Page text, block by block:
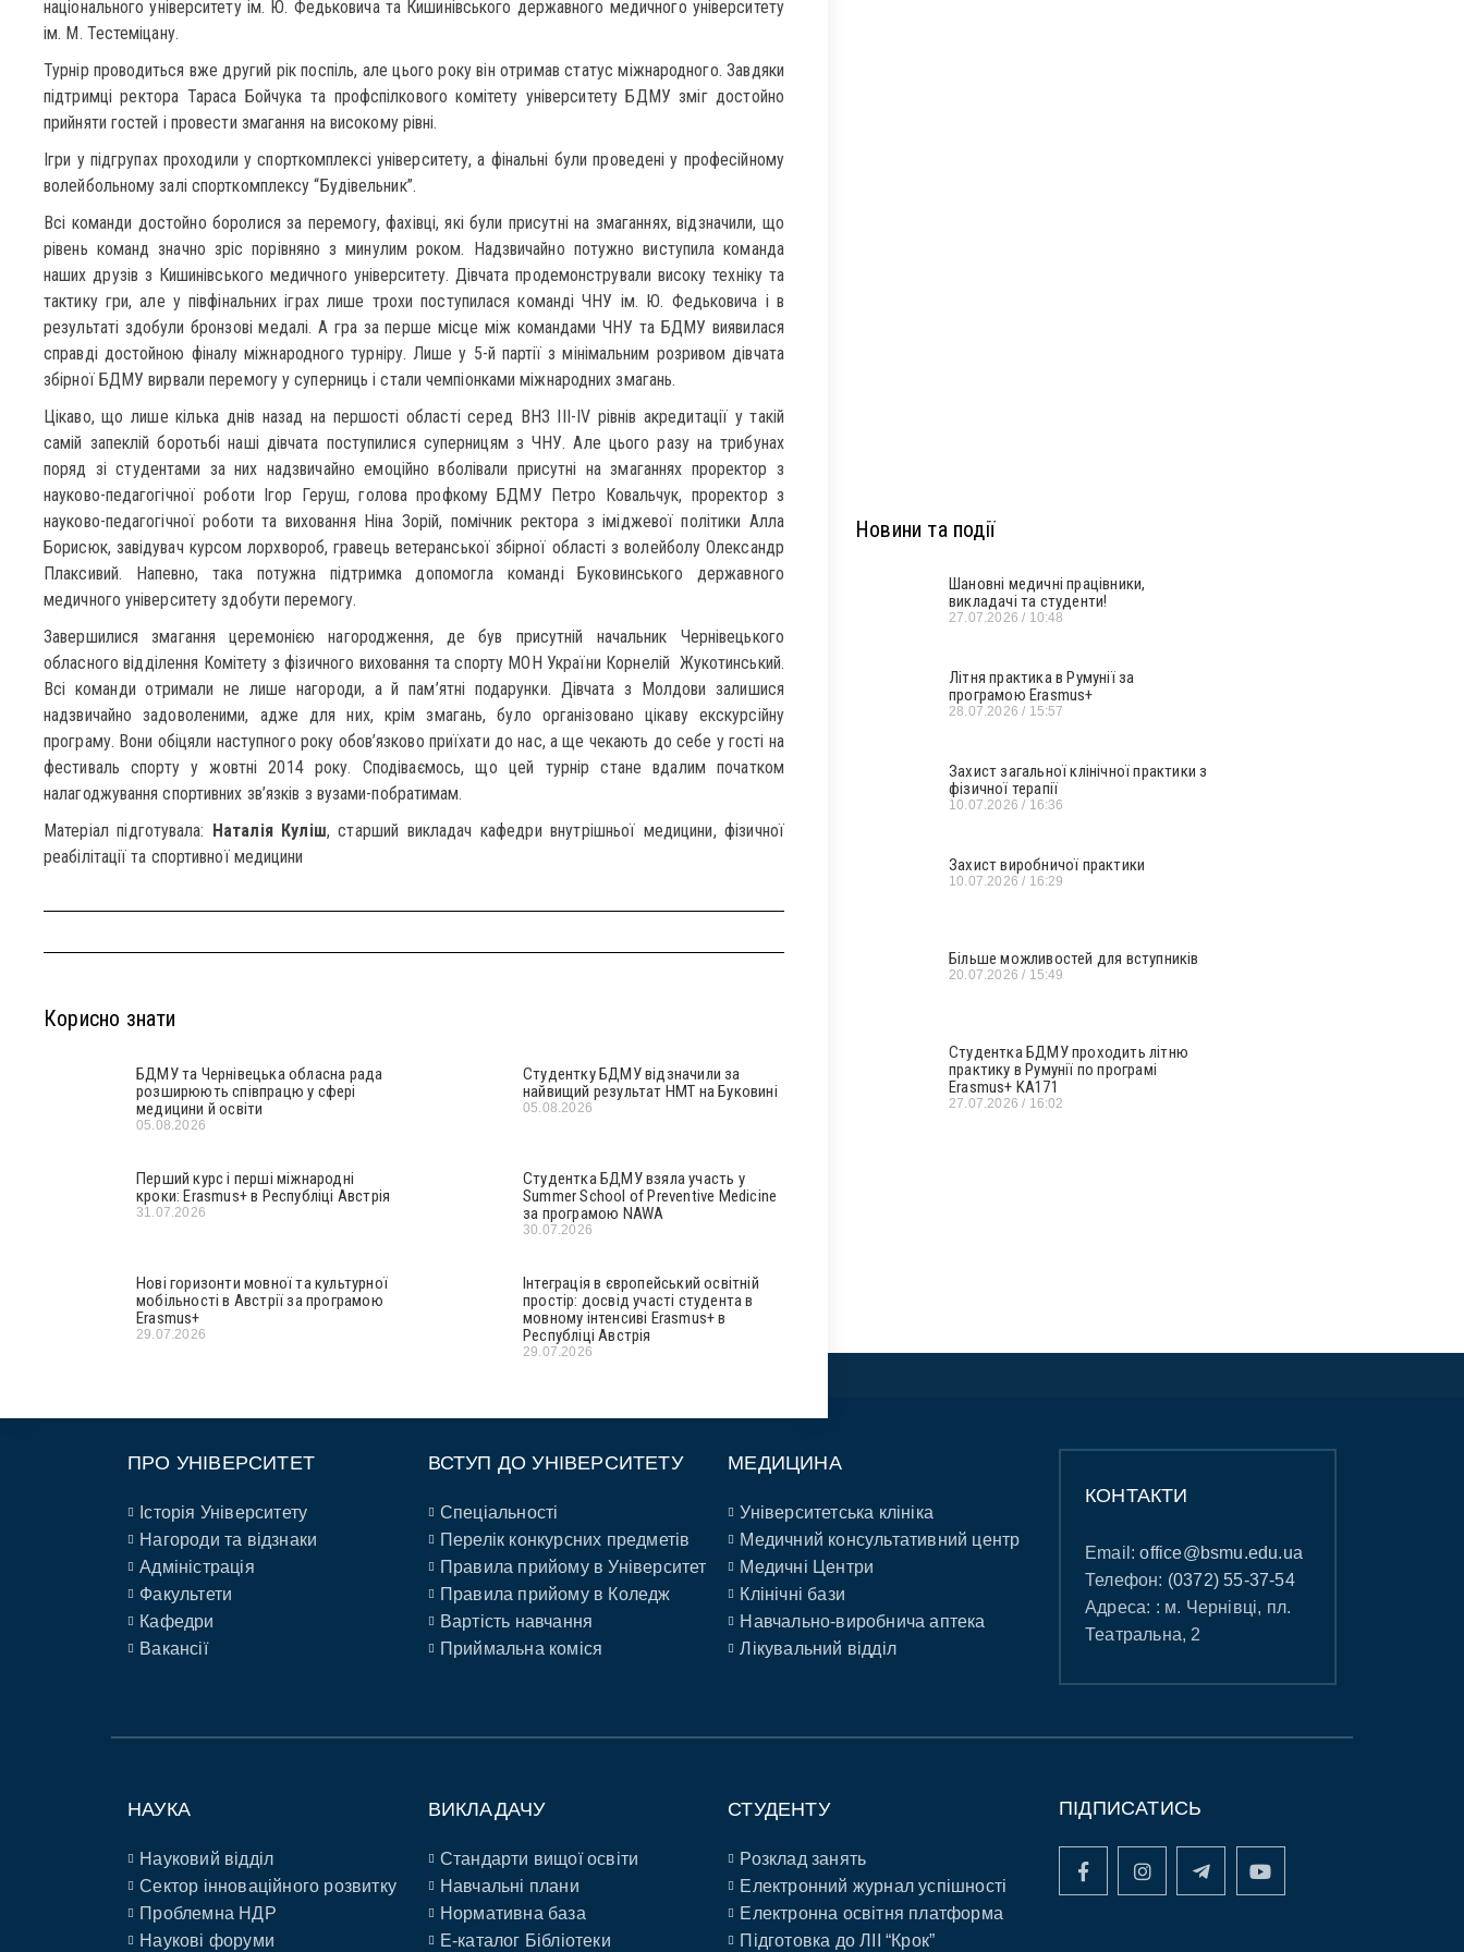
національного університету ім. Ю. Федьковича та Кишинівського державного медичного університету
ім. М. Тестеміцану.
Турнір проводиться вже другий рік поспіль, але цього року він отримав статус міжнародного. Завдяки
підтримці ректора Тараса Бойчука та профспілкового комітету університету БДМУ зміг достойно
прийняти гостей і провести змагання на високому рівні.
Ігри у підгрупах проходили у спорткомплексі університету, а фінальні були проведені у професійному
волейбольному залі спорткомплексу “Будівельник”.
Всі команди достойно боролися за перемогу, фахівці, які були присутні на змаганнях, відзначили, що
рівень команд значно зріс порівняно з минулим роком. Надзвичайно потужно виступила команда
наших друзів з Кишинівського медичного університету. Дівчата продемонстрували високу техніку та
тактику гри, але у півфінальних іграх лише трохи поступилася команді ЧНУ ім. Ю. Федьковича і в
результаті здобули бронзові медалі. А гра за перше місце між командами ЧНУ та БДМУ виявилася
справді достойною фіналу міжнародного турніру. Лише у 5-й партії з мінімальним розривом дівчата
збірної БДМУ вирвали перемогу у суперниць і стали чемпіонками міжнародних змагань.
Цікаво, що лише кілька днів назад на першості області серед ВНЗ ІІІ-ІV рівнів акредитації у такій
самій запеклій боротьбі наші дівчата поступилися суперницям з ЧНУ. Але цього разу на трибунах
поряд зі студентами за них надзвичайно емоційно вболівали присутні на змаганнях проректор з
науково-педагогічної роботи Ігор Геруш, голова профкому БДМУ Петро Ковальчук, проректор з
науково-педагогічної роботи та виховання Ніна Зорій, помічник ректора з іміджевої політики Алла
Борисюк, завідувач курсом лорхвороб, гравець ветеранської збірної області з волейболу Олександр
Плаксивий. Напевно, така потужна підтримка допомогла команді Буковинського державного
медичного університету здобути перемогу.
Завершилися змагання церемонією нагородження, де був присутній начальник Чернівецького
обласного відділення Комітету з фізичного виховання та спорту МОН України Корнелій Жукотинський.
Всі команди отримали не лише нагороди, а й пам’ятні подарунки. Дівчата з Молдови залишися
надзвичайно задоволеними, адже для них, крім змагань, було організовано цікаву екскурсійну
програму. Вони обіцяли наступного року обов’язково приїхати до нас, а ще чекають до себе у гості на
фестиваль спорту у жовтні 2014 року. Сподіваємось, що цей турнір стане вдалим початком
налагоджування спортивних зв’язків з вузами-побратимам.
Матеріал підготувала: Наталія Куліш, старший викладач кафедри внутрішньої медицини, фізичної
реабілітації та спортивної медицини
Корисно знати
БДМУ та Чернівецька обласна рада
розширюють співпрацю у сфері
медицини й освіти
05.08.2026
Студентку БДМУ відзначили за
найвищий результат НМТ на Буковині
05.08.2026
Перший курс і перші міжнародні
кроки: Erasmus+ в Республіці Австрія
31.07.2026
Студентка БДМУ взяла участь у
Summer School of Preventive Medicine
за програмою NAWA
30.07.2026
Нові горизонти мовної та культурної
мобільності в Австрії за програмою
Erasmus+
29.07.2026
Інтеграція в європейський освітній
простір: досвід участі студента в
мовному інтенсиві Erasmus+ в
Республіці Австрія
29.07.2026
Новини та події
Шановні медичні працівники,
викладачі та студенти!
27.07.2026 10:48
Літня практика в Румунії за
програмою Erasmus+
28.07.2026 15:57
Захист загальної клінічної практики з
фізичної терапії
10.07.2026 16:36
Захист виробничої практики
10.07.2026 16:29
Більше можливостей для вступників
20.07.2026 15:49
Студентка БДМУ проходить літню
практику в Румунії по програмі
Erasmus+ KA171
27.07.2026 16:02
ПРО УНІВЕРСИТЕТ
Історія Університету
Нагороди та відзнаки
Адміністрація
Факультети
Кафедри
Вакансії
ВСТУП ДО УНІВЕРСИТЕТУ
Спеціальності
Перелік конкурсних предметів
Правила прийому в Університет
Правила прийому в Коледж
Вартість навчання
Приймальна коміся
МЕДИЦИНА
Університетська клініка
Медичний консультативний центр
Медичні Центри
Клінічні бази
Навчально-виробнича аптека
Лікувальний відділ
КОНТАКТИ
Email:office@bsmu.edu.ua
Телефон: (0372) 55-37-54
Адреса: : м. Чернівці, пл.
Театральна, 2
НАУКА
Науковий відділ
Сектор інноваційного розвитку
Проблемна НДР
Наукові форуми
ВИКЛАДАЧУ
Стандарти вищої освіти
Навчальні плани
Нормативна база
E-каталог Бібліотеки
СТУДЕНТУ
Розклад занять
Електронний журнал успішності
Електронна освітня платформа
Підготовка до ЛІІ “Крок”
ПІДПИСАТИСЬ